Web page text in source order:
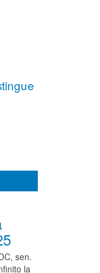
sen.
la